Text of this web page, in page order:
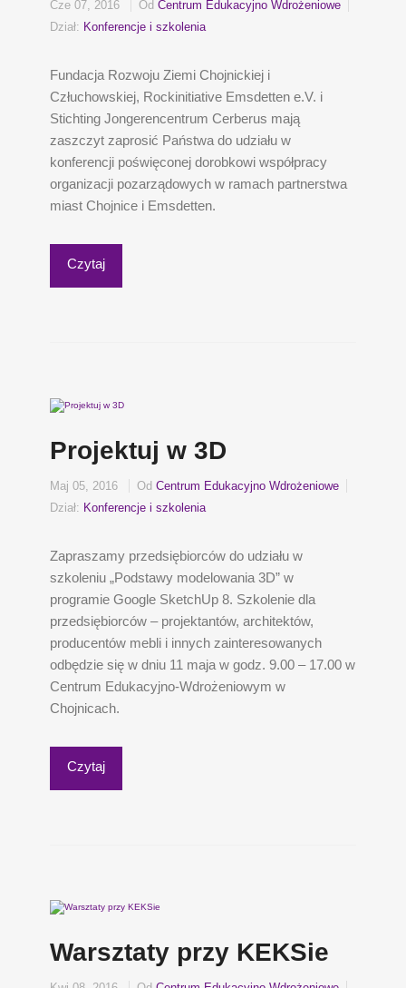
Cze 07, 2016 OdCentrum Edukacyjno Wdrożeniowe
Dział: Konferencje i szkolenia
Fundacja Rozwoju Ziemi Chojnickiej i
Człuchowskiej, Rockinitiative Emsdetten e.V. i
Stichting Jongerencentrum Cerberus mają
zaszczyt zaprosić Państwa do udziału w
konferencji poświęconej dorobkowi współpracy
organizacji pozarządowych w ramach partnerstwa
miast Chojnice i Emsdetten.
Czytaj
Projektuj w 3D
Maj 05, 2016 OdCentrum Edukacyjno Wdrożeniowe
Dział: Konferencje i szkolenia
Zapraszamy przedsiębiorców do udziału w
szkoleniu „Podstawy modelowania 3D” w
programie Google SketchUp 8. Szkolenie dla
przedsiębiorców – projektantów, architektów,
producentów mebli i innych zainteresowanych
odbędzie się w dniu 11 maja w godz. 9.00 – 17.00 w
Centrum Edukacyjno-Wdrożeniowym w
Chojnicach.
Czytaj
Warsztaty przy KEKSie